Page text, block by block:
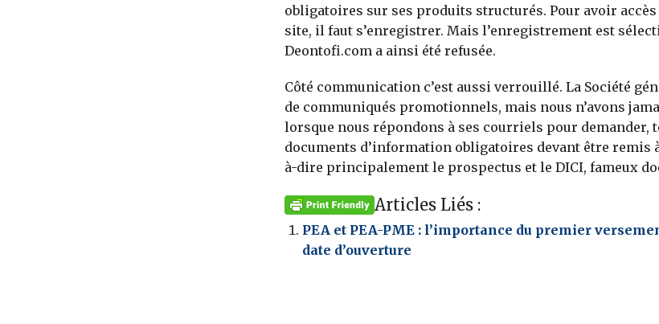
obligatoires sur ses produits structurés. Pour avoir accès
site, il faut s’enregistrer. Mais l’enregistrement est
Deontofi.com a ainsi été refusée.
Côté communication c’est aussi verrouillé. La Société
de communiqués promotionnels, mais nous n’avons
lorsque nous répondons à ses courriels pour demander,
documents d’information obligatoires devant être remis
à-dire principalement le prospectus et le DICI, fameux
Articles Liés :
PEA et PEA-PME : l’importance du premier
date d’ouverture